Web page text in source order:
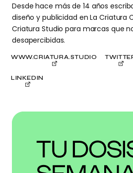
Desde hace más de 14 años
diseño y publicidad en La Criatura
Criatura Studio para marcas que
desapercibidas.
WWW.CRIATURA.STUDIO
LINKEDIN